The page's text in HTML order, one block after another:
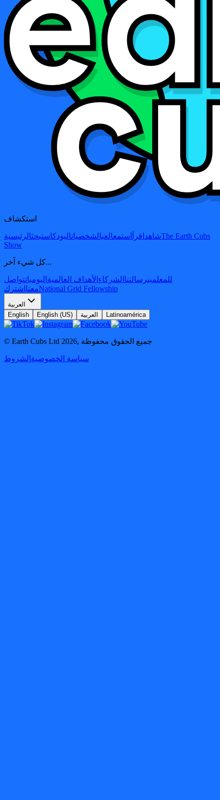
استكشاف
شاهد اقرأ استمعالعبالشخصياتالبودكاستبحثالرئيسية
The Earth Cubs
Show
كل شيء آخر...
للمعلمينرسالتنا الشركاء الأهداف العالمية اليومياتتواصل
معنا اشترك National Grid Fellowship
العربية
English
English (US) العربية Latinoamérica
© Earth Cubs Ltd 2026, جميع الحقوق محفوظة
سياسة الخصوصية الشروط